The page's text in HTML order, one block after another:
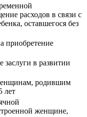
расходов в связи с
оставшегося без
приобретение
в развитии
родившим
лет
женщине,